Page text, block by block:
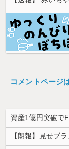
コメントページ
【朗報】見せブラ